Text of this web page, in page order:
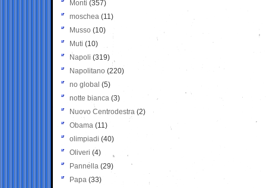
Monti (357)
moschea (11)
Musso (10)
Muti (10)
Napoli (319)
Napolitano (220)
no global (5)
notte bianca (3)
Nuovo Centrodestra (2)
Obama (11)
olimpiadi (40)
Oliveri (4)
Pannella (29)
Papa (33)